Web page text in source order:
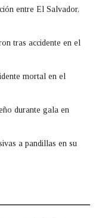
entre El Salvador,
tras accidente en el
mortal en el
durante gala en
a pandillas en su